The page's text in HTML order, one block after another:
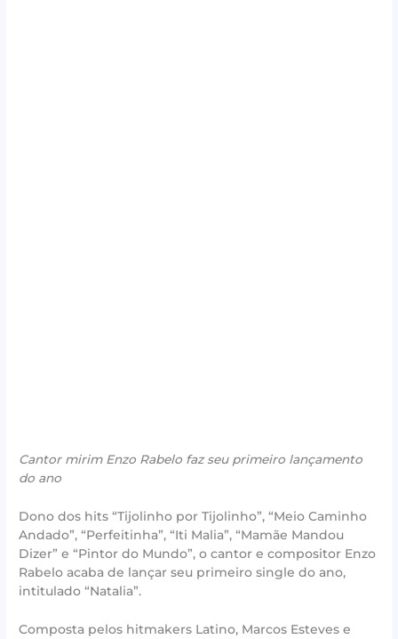
Cantor mirim Enzo Rabelo faz seu primeiro lançamento
do ano
Dono dos hits “Tijolinho por Tijolinho”, “Meio Caminho
Andado”, “Perfeitinha”, “Iti Malia”, “Mamãe Mandou
Dizer” e “Pintor do Mundo”, o cantor e compositor Enzo
Rabelo acaba de lançar seu primeiro single do ano,
intitulado “Natalia”.
Composta pelos hitmakers Latino, Marcos Esteves e